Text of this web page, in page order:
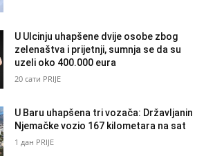
U Ulcinju uhapšene dvije osobe zbog
zelenaštva i prijetnji, sumnja se da su
uzeli oko 400.000 eura
20 сати PRIJE
U Baru uhapšena tri vozača: Državljanin
Njemačke vozio 167 kilometara na sat
1 дан PRIJE